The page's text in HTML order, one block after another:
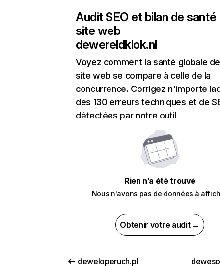
Audit SEO et bilan de santé
site web
dewereldklok.nl
Voyez comment la santé globale
site web se compare à celle de la
concurrence. Corrigez n'importe
des 130 erreurs techniques et de
détectées par notre outil
Rien n’a été trouvé
Nous n'avons pas de données à
Obtenir votre audit →
deweloperuch.pl